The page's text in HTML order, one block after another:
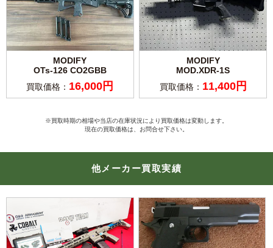
MODIFY
OTs-126 CO2GBB
買取価格： 16,000円
MODIFY
MOD.XDR-1S
買取価格： 11,400円
※買取時期の相場や当店の在庫状況により買取価格は変動します。
現在の買取価格は、お問合せ下さい。
他メーカー買取実績